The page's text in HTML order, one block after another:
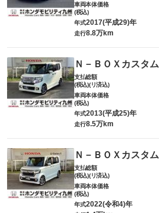
車両本体価格
(税込)
年式2017(平成29)年
走行8.8万km
Ｎ－ＢＯＸカスタム
支払総額
(税込)(リ済込)
車両本体価格
(税込)
年式2013(平成25)年
走行8.5万km
Ｎ－ＢＯＸカスタム
支払総額
(税込)(リ済込)
車両本体価格
(税込)
年式2022(令和4)年